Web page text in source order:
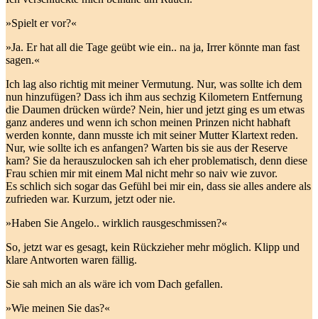
»Spielt er vor?«
»Ja. Er hat all die Tage geübt wie ein.. na ja, Irrer könnte man fast
sagen.«
Ich lag also richtig mit meiner Vermutung. Nur, was sollte ich dem
nun hinzufügen? Dass ich ihm aus sechzig Kilometern Entfernung
die Daumen drücken würde? Nein, hier und jetzt ging es um etwas
ganz anderes und wenn ich schon meinen Prinzen nicht habhaft
werden konnte, dann musste ich mit seiner Mutter Klartext reden.
Nur, wie sollte ich es anfangen? Warten bis sie aus der Reserve
kam? Sie da herauszulocken sah ich eher problematisch, denn diese
Frau schien mir mit einem Mal nicht mehr so naiv wie zuvor.
Es schlich sich sogar das Gefühl bei mir ein, dass sie alles andere als
zufrieden war. Kurzum, jetzt oder nie.
»Haben Sie Angelo.. wirklich rausgeschmissen?«
So, jetzt war es gesagt, kein Rückzieher mehr möglich. Klipp und
klare Antworten waren fällig.
Sie sah mich an als wäre ich vom Dach gefallen.
»Wie meinen Sie das?«